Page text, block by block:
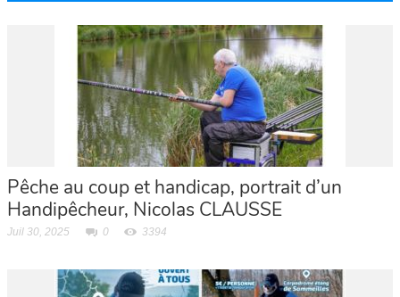
Pêche au coup et handicap, portrait d’un
Handipêcheur, Nicolas CLAUSSE
Juil 30, 2025 0 3394